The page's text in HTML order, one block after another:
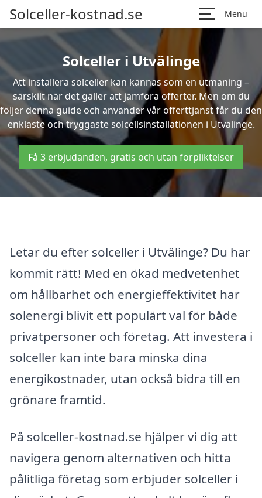
Solceller-kostnad.se Menu
Solceller i Utvälinge
Att installera solceller kan kännas som en utmaning –
särskilt när det gäller att jämföra offerter. Men om du
följer denna guide och använder vår offerttjänst får du den
enklaste och tryggaste solcellsinstallationen i Utvälinge.
Få 3 erbjudanden, gratis och utan förpliktelser
Letar du efter solceller i Utvälinge? Du har
kommit rätt! Med en ökad medvetenhet
om hållbarhet och energieffektivitet har
solenergi blivit ett populärt val för både
privatpersoner och företag. Att investera i
solceller kan inte bara minska dina
energikostnader, utan också bidra till en
grönare framtid.
På solceller-kostnad.se hjälper vi dig att
navigera genom alternativen och hitta
pålitliga företag som erbjuder solceller i